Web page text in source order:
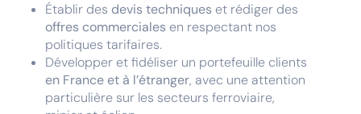
Établir des devis techniques et rédiger des
offres commerciales en respectant nos
politiques tarifaires.
Développer et fidéliser un portefeuille clients
en France et à l’étranger, avec une attention
particulière sur les secteurs ferroviaire,